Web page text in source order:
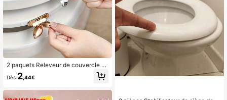
2 paquets Releveur de couvercle d
e toilette - Crochet multifonction, g
ardez vos mains propres - Poignée
es de salle de bain, frais et simple, c
Dès 2,44€